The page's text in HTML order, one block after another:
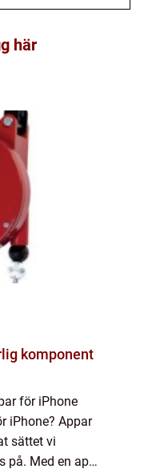
här
komponent
för iPhone
iPhone? Appar
sättet vi
på. Med en app